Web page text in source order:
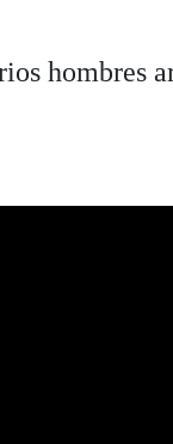
hombres